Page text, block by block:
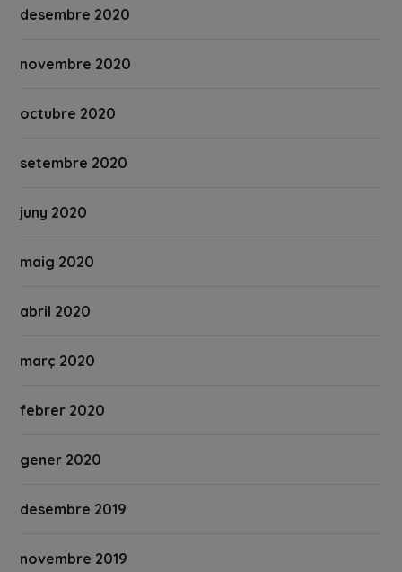
desembre 2020
novembre 2020
octubre 2020
setembre 2020
juny 2020
maig 2020
abril 2020
març 2020
febrer 2020
gener 2020
desembre 2019
novembre 2019